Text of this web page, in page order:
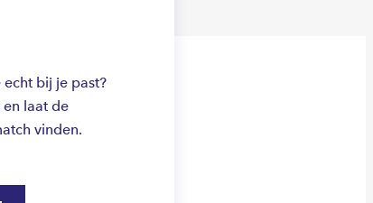
bij je past?
en laat de
vinden.